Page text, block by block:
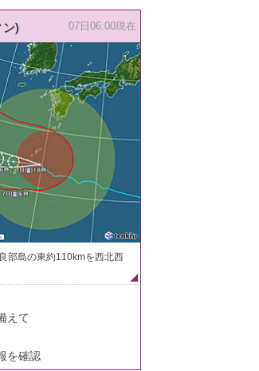
ン) 07日06:00現在
部島の東約110kmを西北西
えて
を確認